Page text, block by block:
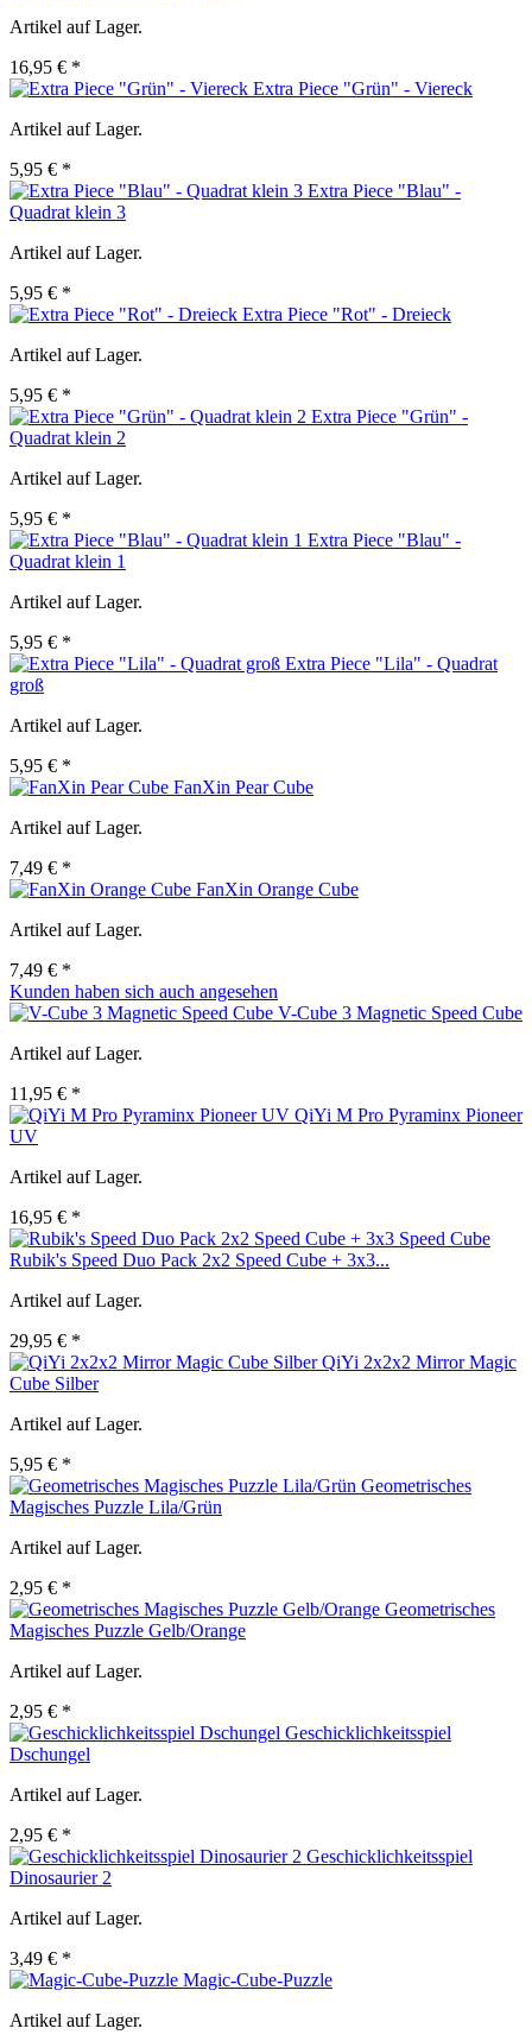
Artikel auf Lager.
16,95 € *
Extra Piece "Grün" - Viereck
Artikel auf Lager.
5,95 € *
Extra Piece "Blau" -
Quadrat klein 3
Artikel auf Lager.
5,95 € *
Extra Piece "Rot" - Dreieck
Artikel auf Lager.
5,95 € *
Extra Piece "Grün" -
Quadrat klein 2
Artikel auf Lager.
5,95 € *
Extra Piece "Blau" -
Quadrat klein 1
Artikel auf Lager.
5,95 € *
Extra Piece "Lila" - Quadrat
groß
Artikel auf Lager.
5,95 € *
FanXin Pear Cube
Artikel auf Lager.
7,49 € *
FanXin Orange Cube
Artikel auf Lager.
7,49 € *
Kunden haben sich auch angesehen
V-Cube 3 Magnetic Speed Cube
Artikel auf Lager.
11,95 € *
QiYi M Pro Pyraminx Pioneer
UV
Artikel auf Lager.
16,95 € *
Rubik's Speed Duo Pack 2x2 Speed Cube + 3x3...
Artikel auf Lager.
29,95 € *
QiYi 2x2x2 Mirror Magic
Cube Silber
Artikel auf Lager.
5,95 € *
Geometrisches
Magisches Puzzle Lila/Grün
Artikel auf Lager.
2,95 € *
Geometrisches
Magisches Puzzle Gelb/Orange
Artikel auf Lager.
2,95 € *
Geschicklichkeitsspiel
Dschungel
Artikel auf Lager.
2,95 € *
Geschicklichkeitsspiel
Dinosaurier 2
Artikel auf Lager.
3,49 € *
Magic-Cube-Puzzle
Artikel auf Lager.